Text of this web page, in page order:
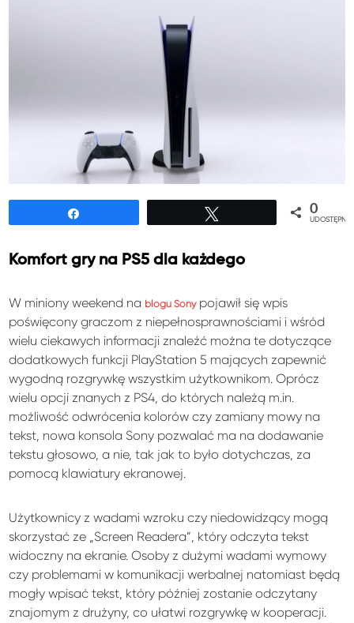
0
Komfort gry na PS5 dla każdego
W miniony weekend na blogu Sonypojawił się wpis
poświęcony graczom z niepełnosprawnościami i wśród
wielu ciekawych informacji znaleźć można te dotyczące
dodatkowych funkcji PlayStation 5 mających zapewnić
wygodną rozgrywkę wszystkim użytkownikom. Oprócz
wielu opcji znanych z PS4, do których należą m.in.
możliwość odwrócenia kolorów czy zamiany mowy na
tekst, nowa konsola Sony pozwalać ma na dodawanie
tekstu głosowo, a nie, tak jak to było dotychczas, za
pomocą klawiatury ekranowej.
Użytkownicy z wadami wzroku czy niedowidzący mogą
skorzystać ze „Screen Readera”, który odczyta tekst
widoczny na ekranie. Osoby z dużymi wadami wymowy
czy problemami w komunikacji werbalnej natomiast będą
mogły wpisać tekst, który później zostanie odczytany
znajomym z drużyny, co ułatwi rozgrywkę w kooperacji.